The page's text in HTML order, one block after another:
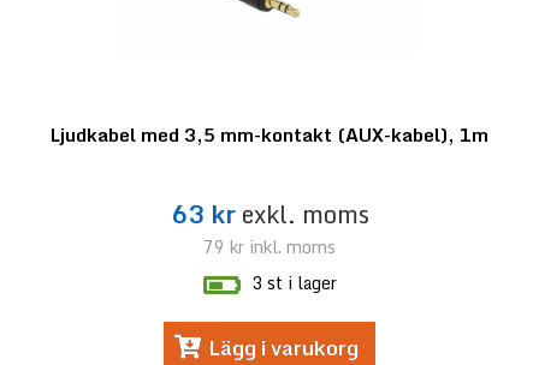
Ljudkabel med 3,5 mm-kontakt (AUX-kabel), 1m
63 krexkl. moms
79 kr inkl. moms
3 st i lager
Lägg i varukorg